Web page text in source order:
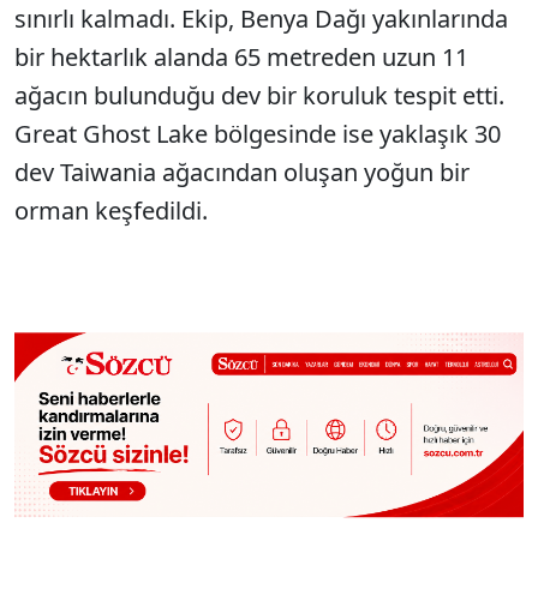
sınırlı kalmadı. Ekip, Benya Dağı yakınlarında
bir hektarlık alanda 65 metreden uzun 11
ağacın bulunduğu dev bir koruluk tespit etti.
Great Ghost Lake bölgesinde ise yaklaşık 30
dev Taiwania ağacından oluşan yoğun bir
orman keşfedildi.